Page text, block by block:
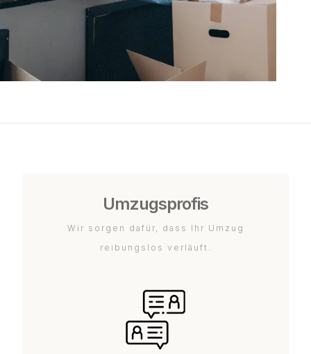
Umzugsprofis
Wir sorgen dafür, dass Ihr Umzug
reibungslos verläuft.